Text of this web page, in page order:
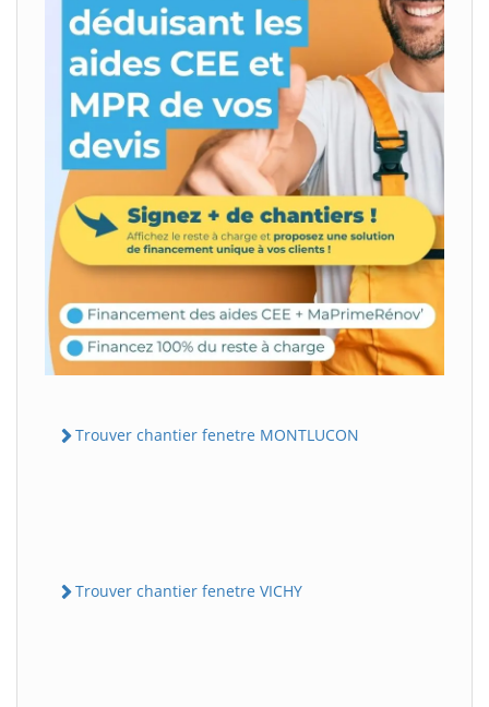
Trouver chantier fenetre MONTLUCON
Trouver chantier fenetre VICHY